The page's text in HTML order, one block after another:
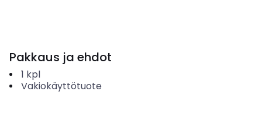
Pakkaus ja ehdot
1 kpl
Vakiokäyttötuote